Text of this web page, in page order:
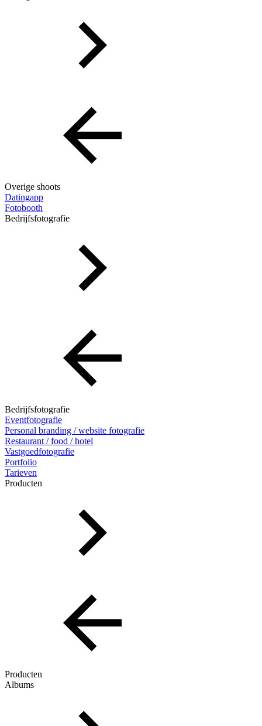
Overige shoots
Datingapp
Fotobooth
Bedrijfsfotografie
Bedrijfsfotografie
Eventfotografie
Personal branding / website fotografie
Restaurant / food / hotel
Vastgoedfotografie
Portfolio
Tarieven
Producten
Producten
Albums